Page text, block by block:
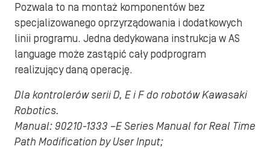
Pozwala to na montaż komponentów bez
specjalizowanego oprzyrządowania i dodatkowych
linii programu. Jedna dedykowana instrukcja w AS
language może zastąpić cały podprogram
realizujący daną operację.
Dla kontrolerów serii D, E i F do robotów Kawasaki
Robotics.
Manual: 90210-1333 –E Series Manual for Real Time
Path Modification by User Input;